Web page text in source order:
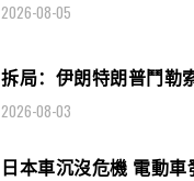
2026-08-05
拆局：伊朗特朗普鬥勒
2026-08-03
日本車沉沒危機 電動